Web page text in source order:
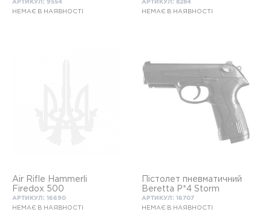
АРТИКУЛ: 9554
НЕМАЄ В НАЯВНОСТІ
АРТИКУЛ: 8284
НЕМАЄ В НАЯВНОСТІ
Air Rifle Hammerli
Firedox 500
АРТИКУЛ: 16690
НЕМАЄ В НАЯВНОСТІ
Пістолет пневматичний
Beretta P*4 Storm
АРТИКУЛ: 16707
НЕМАЄ В НАЯВНОСТІ